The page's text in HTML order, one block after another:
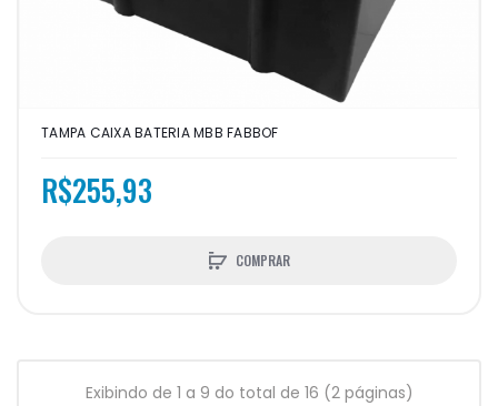
TAMPA CAIXA BATERIA MBB FABBOF
R$255,93
COMPRAR
Exibindo de 1 a 9 do total de 16 (2 páginas)